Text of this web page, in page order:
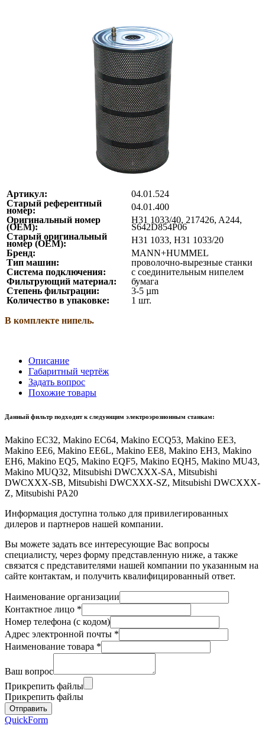
Артикул:
04.01.524
Старый референтный
номер:
04.01.400
Оригинальный номер
(ОЕМ):
H31 1033/40, 217426, A244,
S642D854P06
Старый оригинальный
номер (ОЕМ):
H31 1033, H31 1033/20
Бренд:
MANN+HUMMEL
Тип машин:
проволочно-вырезные станки
Система подключения:
с соединительным нипелем
Фильтрующий материал:
бумага
Степень фильтрации:
3-5 µm
Количество в упаковке:
1 шт.
В комплекте нипель.
Описание
Габаритный чертёж
Задать вопрос
Похожие товары
Данный фильтр подходит к следующим электроэрозионным станкам:
Makino EC32, Makino EC64, Makino ECQ53, Makino EE3,
Makino EE6, Makino EE6L, Makino EE8, Makino EH3, Makino
EH6, Makino EQ5, Makino EQF5, Makino EQH5, Makino MU43,
Makino MUQ32, Mitsubishi DWCXXX-SA, Mitsubishi
DWCXXX-SB, Mitsubishi DWCXXX-SZ, Mitsubishi DWCXXX-
Z, Mitsubishi PA20
Информация доступна только для привилегированных
дилеров и партнеров нашей компании.
Вы можете задать все интересующие Вас вопросы
специалисту, через форму представленную ниже, а также
связатся с представителями нашей компании по указанным на
сайте контактам, и получить квалифицированный ответ.
Наименование организации
Контактное лицо *
Номер телефона (с кодом)
Адрес электронной почты *
Наименование товара *
Ваш вопрос
Прикрепить файлы
Прикрепить файлы
QuickForm